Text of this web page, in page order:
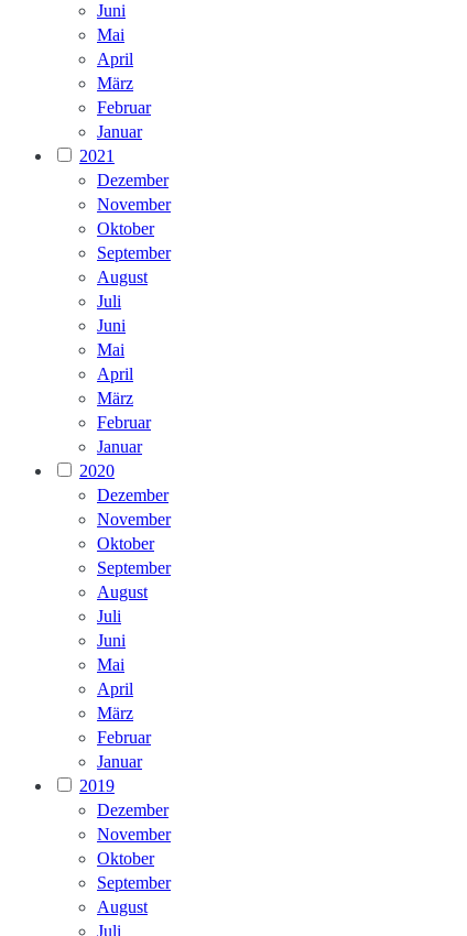
Juni
Mai
April
März
Februar
Januar
2021
Dezember
November
Oktober
September
August
Juli
Juni
Mai
April
März
Februar
Januar
2020
Dezember
November
Oktober
September
August
Juli
Juni
Mai
April
März
Februar
Januar
2019
Dezember
November
Oktober
September
August
Juli